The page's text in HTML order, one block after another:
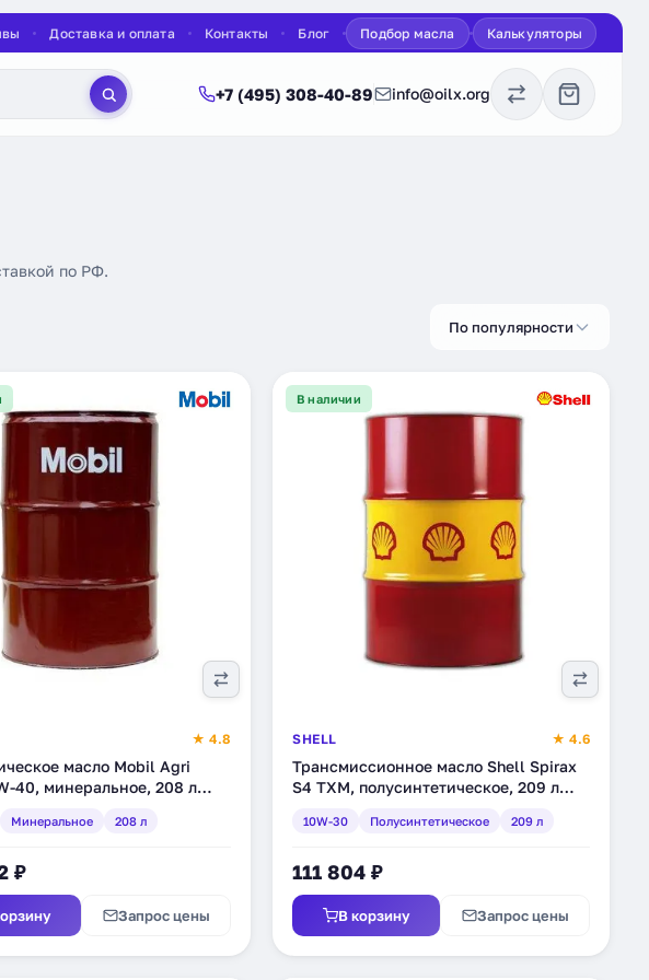
Доставка и оплата Контакты Блог Подбор масла Калькуляторы
+7 (495) 308-40-89 info@oilx.org
по РФ.
По популярности
★ 4.8
масло Mobil Agri
40, минеральное, 208 л
Минеральное 208 л
₽
Запрос цены
В наличии
SHELL ★ 4.6
Трансмиссионное масло Shell Spirax
S4 TXM, полусинтетическое, 209 л
10W-30 Полусинтетическое 209 л
111 804 ₽
В корзину Запрос цены